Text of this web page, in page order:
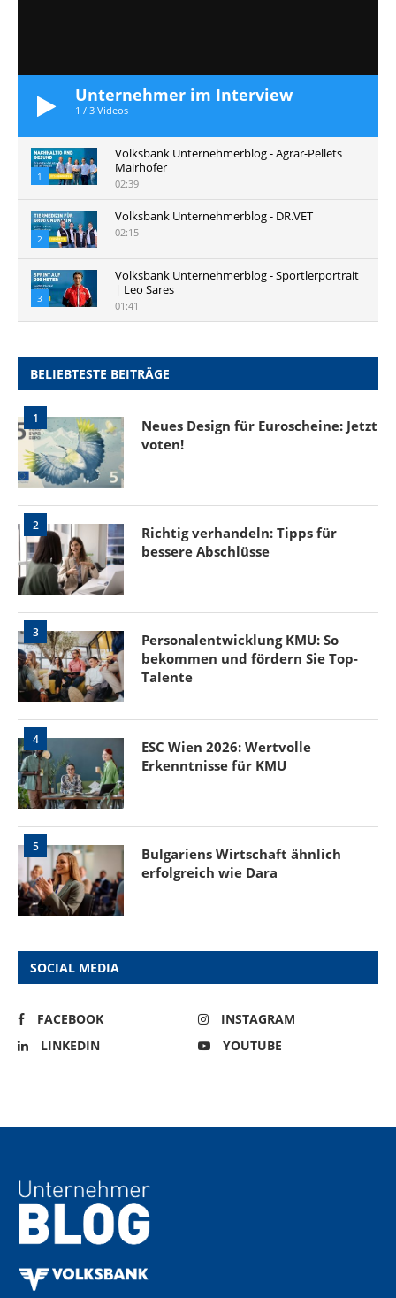
Unternehmer im Interview
1 / 3 Videos
1
Volksbank Unternehmerblog - Agrar-Pellets
Mairhofer
02:39
2
Volksbank Unternehmerblog - DR.VET
02:15
3
Volksbank Unternehmerblog - Sportlerportrait
| Leo Sares
01:41
BELIEBTESTE BEITRÄGE
1
Neues Design für Euroscheine: Jetzt
voten!
2
Richtig verhandeln: Tipps für
bessere Abschlüsse
3
Personalentwicklung KMU: So
bekommen und fördern Sie Top-
Talente
4
ESC Wien 2026: Wertvolle
Erkenntnisse für KMU
5
Bulgariens Wirtschaft ähnlich
erfolgreich wie Dara
SOCIAL MEDIA
FACEBOOK
INSTAGRAM
LINKEDIN
YOUTUBE